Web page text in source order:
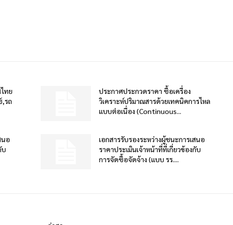
ทย
,รถ
ประกาศประกวดราคา ซื้อเครื่อง
วิเคราะห์ปริมาณสารด้วยเทคนิคการไหล
แบบต่อเนื่อง (Continuous...
นอ
บ
เอกสารรับรองระหว่างผู้ชนะการเสนอ
ราคาประเมินเจ้าหน้าที่ที่เกี่ยวข้องกับ
การจัดซื้อจัดจ้าง (แบบ รร....